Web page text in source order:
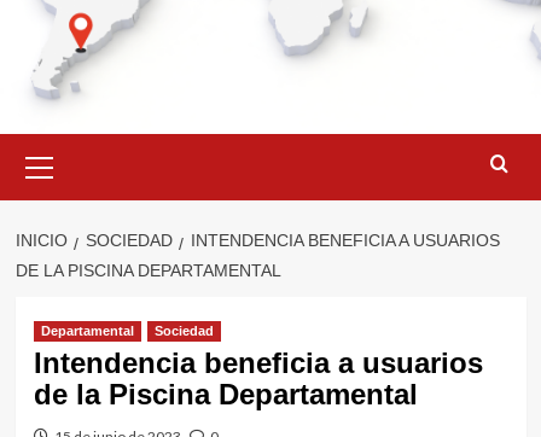
primario
INICIO SOCIEDAD
INTENDENCIA BENEFICIA A USUARIOS
DE LA PISCINA DEPARTAMENTAL
Departamental Sociedad
Intendencia beneficia a usuarios
de la Piscina Departamental